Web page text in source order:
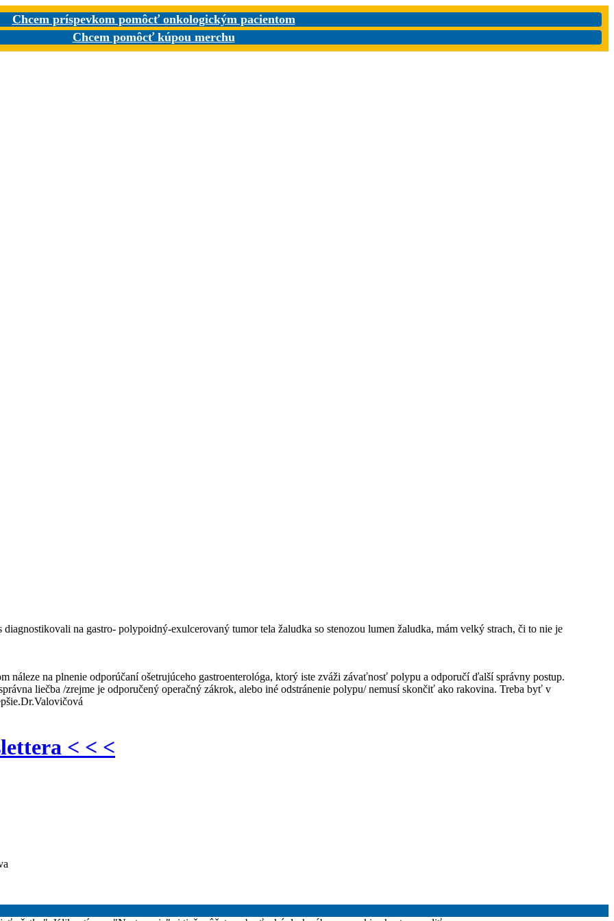
Chcem príspevkom pomôcť onkologickým pacientom
Chcem pomôcť kúpou merchu
na gastro- polypoidný-exulcerovaný tumor tela žaludka so stenozou lumen žaludka, mám velký strach, či to nie je
náleze na plnenie odporúčaní ošetrujúceho gastroenterológa, ktorý iste zváži závaťnosť polypu a odporučí ďalší správny postup.
liečba /zrejme je odporučený operačný zákrok, alebo iné odstránenie polypu/ nemusí skončiť ako rakovina. Treba byť v
< < <